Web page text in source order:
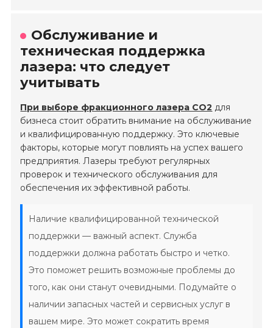
Обслуживание и
техническая поддержка
лазера: что следует
учитывать
При выборе фракционного лазера CO2 для
бизнеса стоит обратить внимание на обслуживание
и квалифицированную поддержку. Это ключевые
факторы, которые могут повлиять на успех вашего
предприятия. Лазеры требуют регулярных
проверок и технического обслуживания для
обеспечения их эффективной работы.
Наличие квалифицированной технической
поддержки — важный аспект. Служба
поддержки должна работать быстро и четко.
Это поможет решить возможные проблемы до
того, как они станут очевидными. Подумайте о
наличии запасных частей и сервисных услуг в
вашем мире. Это может сократить время